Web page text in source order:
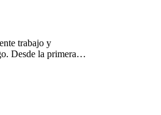
trabajo y
Desde la primera
amable y muy
Se tomó el
en detalle,
forma clara y
necesidades.